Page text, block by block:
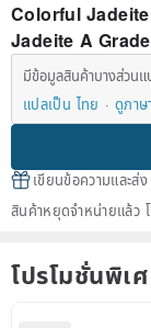
Colorful
Jadeite A
มีข้อมูลสินค้าบางส่วนแ
แปลเป็น ไทย
ดูภาษ
เขียนข้อความและส่ง
สินค้าหยุดจำหน่ายแล้ว
โปรโมชั่นพิเ